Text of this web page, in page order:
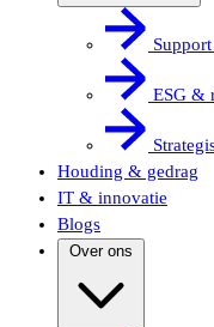
ESG &
Houding & gedrag
IT & innovatie
Blogs
Over ons